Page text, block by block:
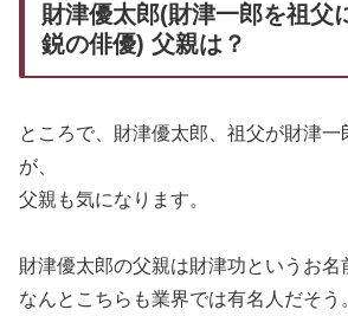
財津優太郎(財津一郎を祖父
鋭の俳優) 父親は？
ところで、財津優太郎、祖父が財津一
が、
父親も気になります。
財津優太郎の父親は財津功というお名
なんとこちらも業界では有名人だそう